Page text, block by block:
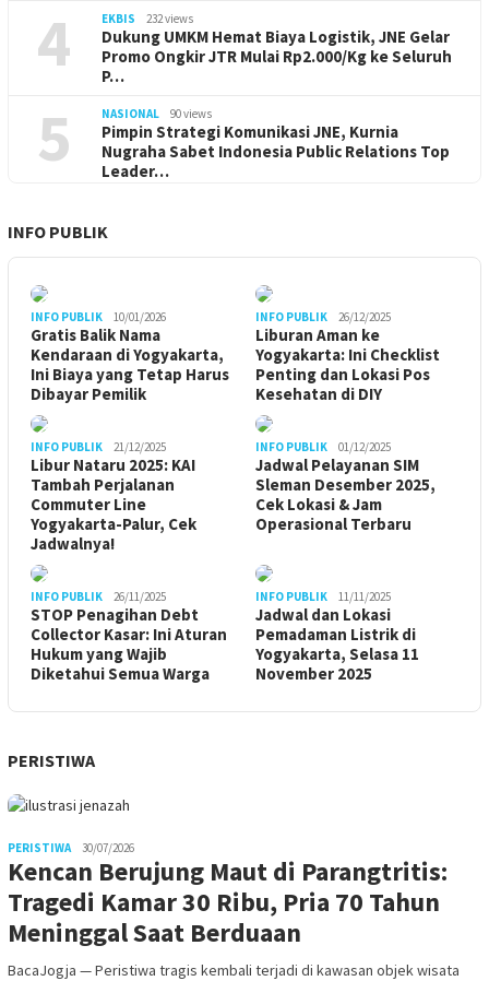
4 EKBIS 232 views
Dukung UMKM Hemat Biaya Logistik, JNE Gelar
Promo Ongkir JTR Mulai Rp2.000/Kg ke Seluruh
P…
5 NASIONAL 90 views
Pimpin Strategi Komunikasi JNE, Kurnia
Nugraha Sabet Indonesia Public Relations Top
Leader…
INFO PUBLIK
INFO PUBLIK 10/01/2026
Gratis Balik Nama
Kendaraan di Yogyakarta,
Ini Biaya yang Tetap Harus
Dibayar Pemilik
INFO PUBLIK 26/12/2025
Liburan Aman ke
Yogyakarta: Ini Checklist
Penting dan Lokasi Pos
Kesehatan di DIY
INFO PUBLIK 21/12/2025
Libur Nataru 2025: KAI
Tambah Perjalanan
Commuter Line
Yogyakarta-Palur, Cek
Jadwalnya!
INFO PUBLIK 01/12/2025
Jadwal Pelayanan SIM
Sleman Desember 2025,
Cek Lokasi & Jam
Operasional Terbaru
INFO PUBLIK 26/11/2025
STOP Penagihan Debt
Collector Kasar: Ini Aturan
Hukum yang Wajib
Diketahui Semua Warga
INFO PUBLIK 11/11/2025
Jadwal dan Lokasi
Pemadaman Listrik di
Yogyakarta, Selasa 11
November 2025
PERISTIWA
PERISTIWA 30/07/2026
Kencan Berujung Maut di Parangtritis:
Tragedi Kamar 30 Ribu, Pria 70 Tahun
Meninggal Saat Berduaan
BacaJogja — Peristiwa tragis kembali terjadi di kawasan objek wisata